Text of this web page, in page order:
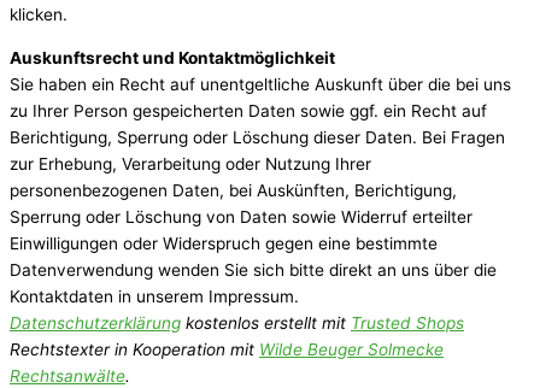
klicken.
Auskunftsrecht und Kontaktmöglichkeit
Sie haben ein Recht auf unentgeltliche Auskunft über die bei uns
zu Ihrer Person gespeicherten Daten sowie ggf. ein Recht auf
Berichtigung, Sperrung oder Löschung dieser Daten. Bei Fragen
zur Erhebung, Verarbeitung oder Nutzung Ihrer
personenbezogenen Daten, bei Auskünften, Berichtigung,
Sperrung oder Löschung von Daten sowie Widerruf erteilter
Einwilligungen oder Widerspruch gegen eine bestimmte
Datenverwendung wenden Sie sich bitte direkt an uns über die
Kontaktdaten in unserem Impressum.
Datenschutzerklärung kostenlos erstellt mit Trusted Shops
Rechtstexter in Kooperation mit Wilde Beuger Solmecke
Rechtsanwälte.